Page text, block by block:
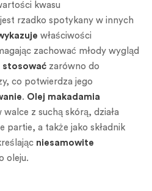
kwasu
rzadko spotykany w innych
właściwości
zachować młody wygląd
stosować zarówno do
co potwierdza jego
. Olej makadamia
walce z suchą skórą, działa
partie, a także jako składnik
niesamowite
oleju.